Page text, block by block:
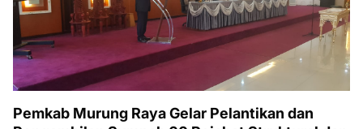
Pemkab Murung Raya Gelar Pelantikan dan